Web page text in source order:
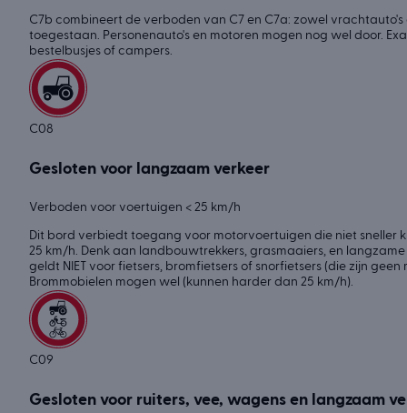
C7b combineert de verboden van C7 en C7a: zowel vrachtauto's
toegestaan. Personenauto's en motoren mogen nog wel door.
bestelbusjes of campers.
C08
Gesloten voor langzaam verkeer
Verboden voor voertuigen < 25 km/h
Dit bord verbiedt toegang voor motorvoertuigen die niet sneller
25 km/h. Denk aan landbouwtrekkers, grasmaaiers, en
geldt NIET voor fietsers, bromfietsers of snorfietsers (die zijn
Brommobielen mogen wel (kunnen harder dan 25 km/h).
C09
Gesloten voor ruiters, vee, wagens en langzaam